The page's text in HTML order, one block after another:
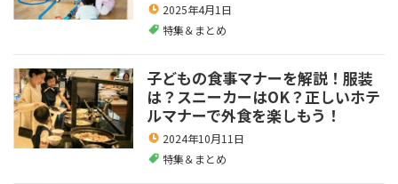
2025年4月1日
特集＆まとめ
子どもの食事マナーを解説！服装
は？スニーカーはOK？正しいホテ
ルマナーで外食を楽しもう！
2024年10月11日
特集＆まとめ